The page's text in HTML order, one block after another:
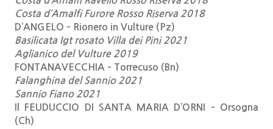
Costa d’Amalfi Furore Rosso Riserva 2018
D’ANGELO – Rionero in Vulture (Pz)
Basilicata Igt rosato Villa dei Pini 2021
Aglianico del Vulture 2019
FONTANAVECCHIA – Torrecuso (Bn)
Falanghina del Sannio 2021
Sannio Fiano 2021
Il FEUDUCCIO DI SANTA MARIA D’ORNI – Orsogna
(Ch)